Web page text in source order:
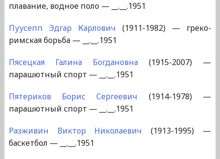
плавание, водное поло — __.__.1951
Пуусепп Эдгар Карлович (1911-1982) — греко-
римская борьба — __.__.1951
Пясецкая Галина Богдановна(1915-2007) —
парашютный спорт — __.__.1951
Пятериков Борис Сергеевич (1914-1978) —
парашютный спорт — __.__.1951
Разживин Виктор Николаевич (1913-1995) —
баскетбол — __.__.1951